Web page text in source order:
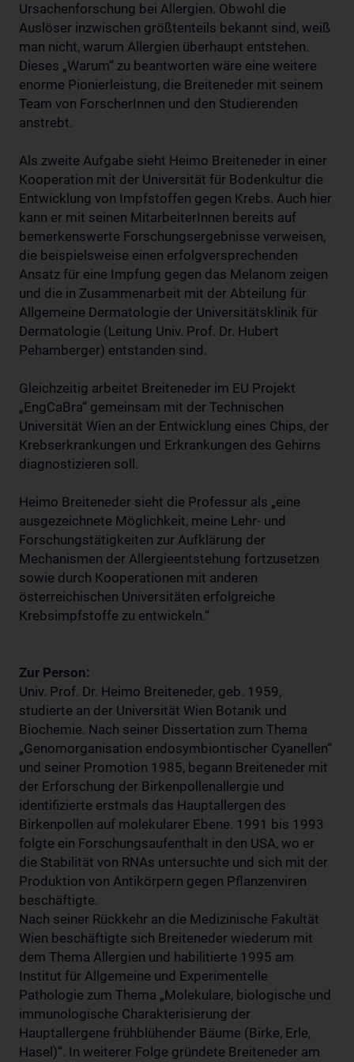
Ursachenforschung bei Allergien. Obwohl die
Auslöser inzwischen größtenteils bekannt sind, weiß
man nicht, warum Allergien überhaupt entstehen.
Dieses „Warum“ zu beantworten wäre eine weitere
enorme Pionierleistung, die Breiteneder mit seinem
Team von ForscherInnen und den Studierenden
anstrebt.
Als zweite Aufgabe sieht Heimo Breiteneder in einer
Kooperation mit der Universität für Bodenkultur die
Entwicklung von Impfstoffen gegen Krebs. Auch hier
kann er mit seinen MitarbeiterInnen bereits auf
bemerkenswerte Forschungsergebnisse verweisen,
die beispielsweise einen erfolgversprechenden
Ansatz für eine Impfung gegen das Melanom zeigen
und die in Zusammenarbeit mit der Abteilung für
Allgemeine Dermatologie der Universitätsklinik für
Dermatologie (Leitung Univ. Prof. Dr. Hubert
Pehamberger) entstanden sind.
Gleichzeitig arbeitet Breiteneder im EU Projekt
„EngCaBra“ gemeinsam mit der Technischen
Universität Wien an der Entwicklung eines Chips, der
Krebserkrankungen und Erkrankungen des Gehirns
diagnostizieren soll.
Heimo Breiteneder sieht die Professur als „eine
ausgezeichnete Möglichkeit, meine Lehr- und
Forschungstätigkeiten zur Aufklärung der
Mechanismen der Allergieentstehung fortzusetzen
sowie durch Kooperationen mit anderen
österreichischen Universitäten erfolgreiche
Krebsimpfstoffe zu entwickeln.“
Zur Person:
Univ. Prof. Dr. Heimo Breiteneder, geb. 1959,
studierte an der Universität Wien Botanik und
Biochemie. Nach seiner Dissertation zum Thema
„Genomorganisation endosymbiontischer Cyanellen“
und seiner Promotion 1985, begann Breiteneder mit
der Erforschung der Birkenpollenallergie und
identifizierte erstmals das Hauptallergen des
Birkenpollen auf molekularer Ebene. 1991 bis 1993
folgte ein Forschungsaufenthalt in den USA, wo er
die Stabilität von RNAs untersuchte und sich mit der
Produktion von Antikörpern gegen Pflanzenviren
beschäftigte.
Nach seiner Rückkehr an die Medizinische Fakultät
Wien beschäftigte sich Breiteneder wiederum mit
dem Thema Allergien und habilitierte 1995 am
Institut für Allgemeine und Experimentelle
Pathologie zum Thema „Molekulare, biologische und
immunologische Charakterisierung der
Hauptallergene frühblühender Bäume (Birke, Erle,
Hasel)“. In weiterer Folge gründete Breiteneder am